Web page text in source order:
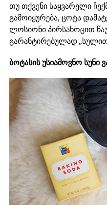
თუ თქვენი საყვარელი
გამოიყურება, ცოტა
ლოსიონი პირსახოცით
გარანტირებულად
ბოტასის უსიამოვნო სუნი